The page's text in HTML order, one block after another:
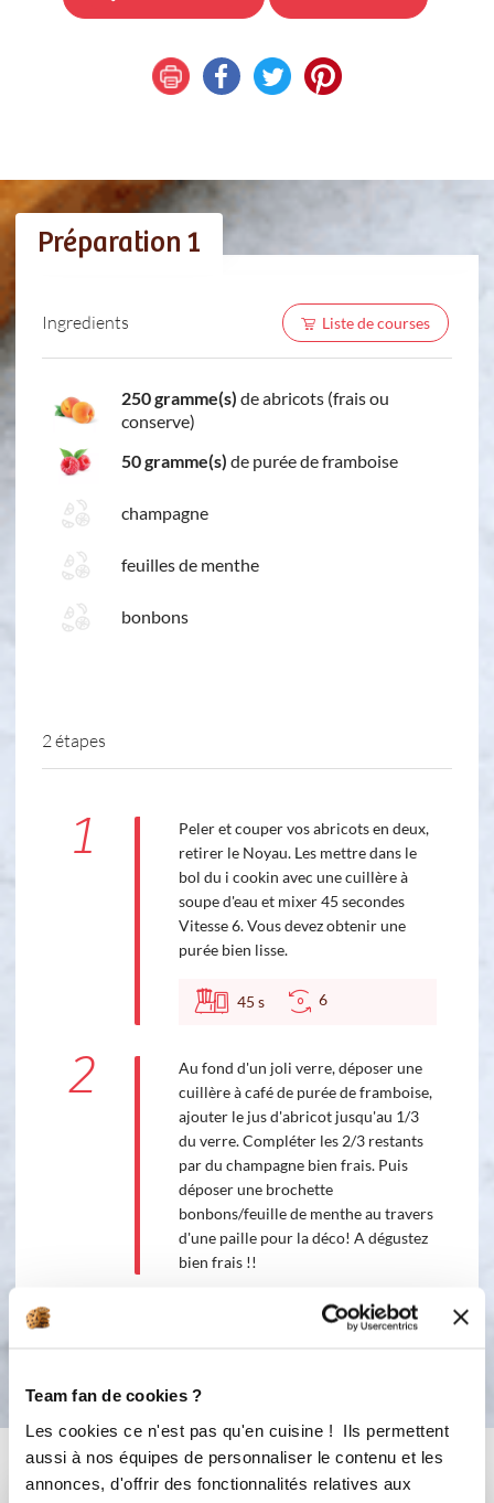
Team fan de cookies ?
Les cookies ce n'est pas qu'en cuisine ! Ils permettent
aussi à nos équipes de personnaliser le contenu et les
annonces, d'offrir des fonctionnalités relatives aux
Préparation 1
Ingredients Liste de courses
250 gramme(s) de abricots (frais ou
conserve)
50 gramme(s) de purée de framboise
champagne
feuilles de menthe
bonbons
2 étapes
1
Peler et couper vos abricots en deux,
retirer le Noyau. Les mettre dans le
bol du i cookin avec une cuillère à
soupe d'eau et mixer 45 secondes
Vitesse 6. Vous devez obtenir une
purée bien lisse.
45 s 6
2
Au fond d'un joli verre, déposer une
cuillère à café de purée de framboise,
ajouter le jus d'abricot jusqu'au 1/3
du verre. Compléter les 2/3 restants
par du champagne bien frais. Puis
déposer une brochette
bonbons/feuille de menthe au travers
d'une paille pour la déco! A dégustez
bien frais !!
Vous aimerez aussi ...